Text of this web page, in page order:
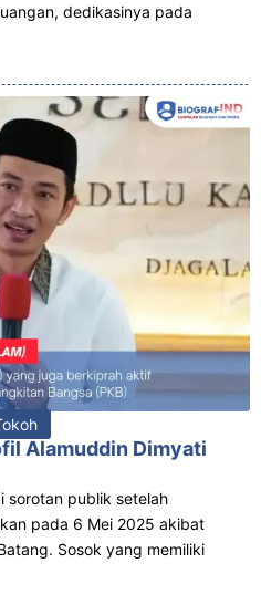
dedikasinya pada
Alamuddin Dimyati
sorotan publik setelah
pada 6 Mei 2025 akibat
Sosok yang memiliki